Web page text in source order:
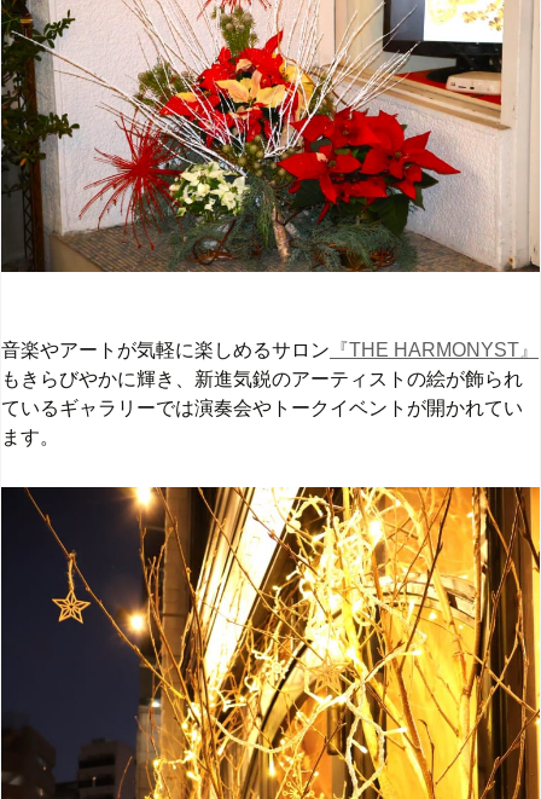
音楽やアートが気軽に楽しめるサロン 『THE HARMONYST』
もきらびやかに輝き、新進気鋭のアーティストの絵が飾られ
ているギャラリーでは演奏会やトークイベントが開かれてい
ます。